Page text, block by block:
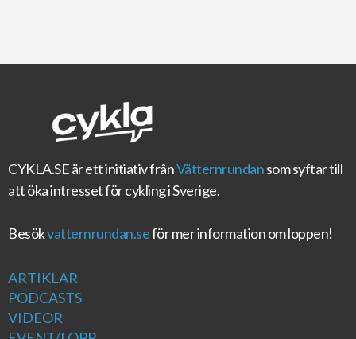
CYKLA.SEär ett initiativ frånVätternrundansom syftar till
att öka intresset för cykling i Sverige.
Besökvatternrundan.seför mer information om loppen!
ARTIKLAR
PODCASTS
VIDEOR